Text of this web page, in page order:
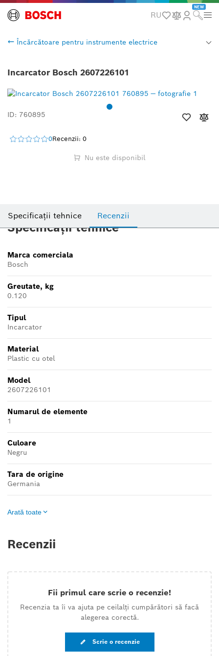
RU
NEW
Încărcătoare pentru instrumente electrice
Incarcator Bosch 2607226101
ID: 760895
0Recenzii: 0
Nu este disponibil
Specificații tehnice Recenzii
Specificații tehnice
Marca comerciala
Bosch
Greutate, kg
0.120
Tipul
Incarcator
Material
Plastic cu otel
Model
2607226101
Numarul de elemente
1
Culoare
Negru
Tara de origine
Germania
Arată toate
Recenzii
Fii primul care scrie o recenzie!
Recenzia ta îi va ajuta pe ceilalți cumpărători să facă
alegerea corectă.
Scrie o recenzie